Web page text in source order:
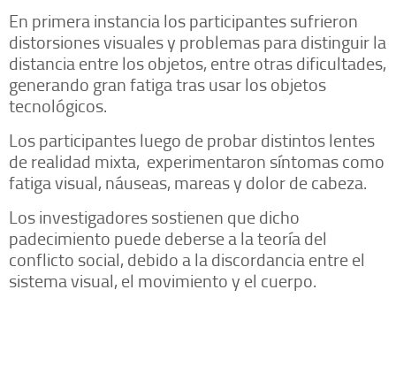
En primera instancia los participantes sufrieron
distorsiones visuales y problemas para distinguir la
distancia entre los objetos, entre otras dificultades,
generando gran fatiga tras usar los objetos
tecnológicos.
Los participantes luego de probar distintos lentes
de realidad mixta, experimentaron síntomas como
fatiga visual, náuseas, mareas y dolor de cabeza.
Los investigadores sostienen que dicho
padecimiento puede deberse a la teoría del
conflicto social, debido a la discordancia entre el
sistema visual, el movimiento y el cuerpo.